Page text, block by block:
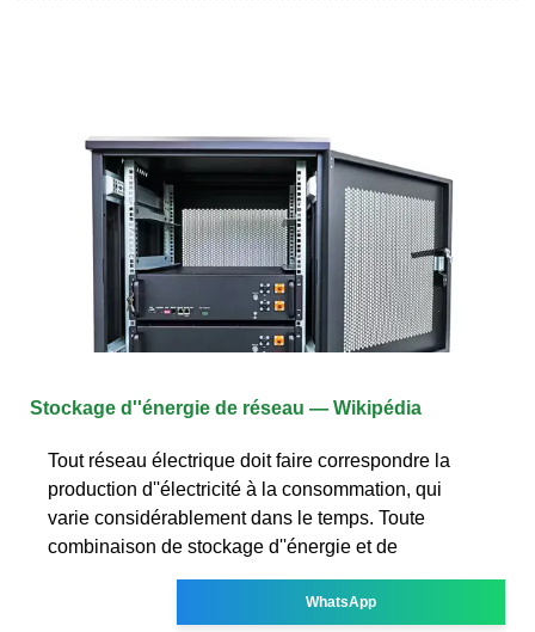
Stockage d''énergie de réseau — Wikipédia
Tout réseau électrique doit faire correspondre la
production d''électricité à la consommation, qui
varie considérablement dans le temps. Toute
combinaison de stockage d''énergie et de
WhatsApp